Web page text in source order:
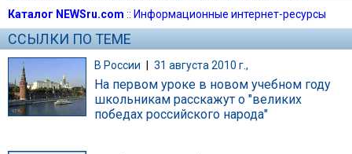
Каталог NEWSru.com :: Информационные интернет-ресурсы
ССЫЛКИ ПО ТЕМЕ
В России | 31 августа 2010 г.,
На первом уроке в новом учебном году
школьникам расскажут о "великих
победах российского народа"